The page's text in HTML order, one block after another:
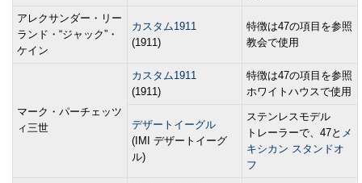
アレクサンダー・リー
ランド・“ジャック”・
ケイン
カスタム1911
(1911)
特徴は47の項目を参照
教会で使用
マーク・パーチェッツ
ィ三世
カスタム1911
(1911)
特徴は47の項目を参照
ホワイトハウスで使用
デザートイーグル
(IMI デザートイーグ
ル)
ステンレスモデル
トレーラーで、47と メ
キシカン スタンドオ
フ